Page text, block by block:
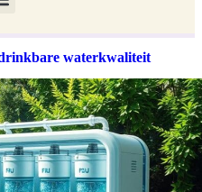
waterkwaliteit